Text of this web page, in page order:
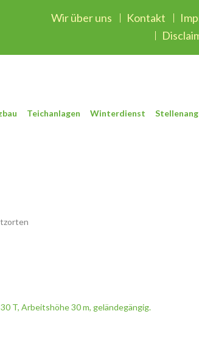
Wir über uns Kontakt
Teichanlagen Winterdienst
T, Arbeitshöhe 30 m, geländegängig.